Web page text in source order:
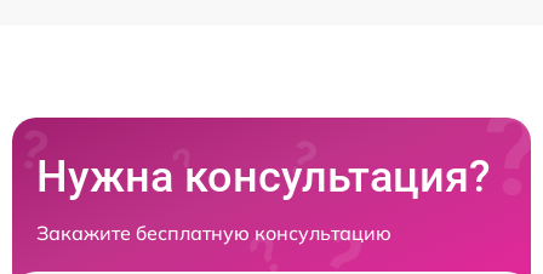
Нужна консультация?
Закажите бесплатную консультацию